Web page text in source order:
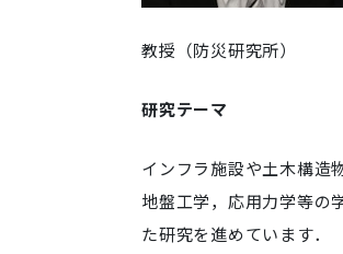
教授（防災研究所）
研究テーマ
インフラ施設や土木構造
地盤工学，応用力学等の
た研究を進めています．